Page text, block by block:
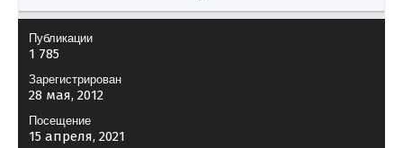
Публикации
1 785
Зарегистрирован
28 мая, 2012
Посещение
15 апреля, 2021